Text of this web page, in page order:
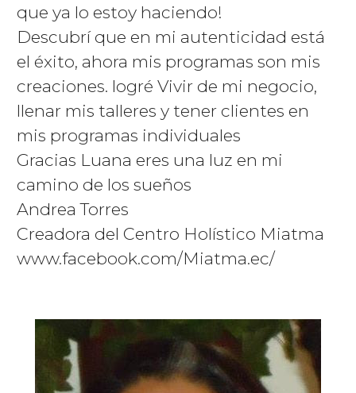
que ya lo estoy haciendo!
Descubrí que en mi autenticidad está
el éxito, ahora mis programas son mis
creaciones. logré Vivir de mi negocio,
llenar mis talleres y tener clientes en
mis programas individuales
Gracias Luana eres una luz en mi
camino de los sueños
Andrea Torres
Creadora del Centro Holístico Miatma
www.facebook.com/Miatma.ec/